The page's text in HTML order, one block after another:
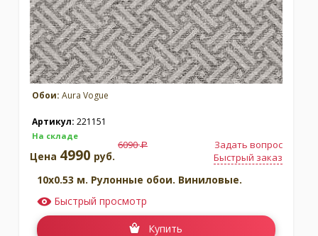
Обои: Aura Vogue
Артикул: 221151
На складе
Задать вопрос
Быстрый заказ
Цена 4990 руб.
6090a
10x0.53 м. Рулонные обои. Виниловые.
Быстрый просмотр
Купить